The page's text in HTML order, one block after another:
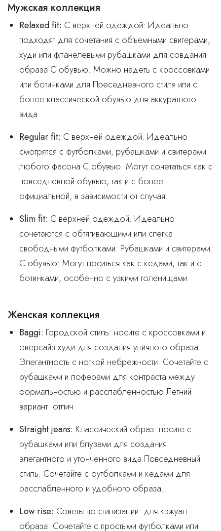
Мужская коллекция
Relaxed fit: С верхней одеждой: Идеально
подходят для сочетания с объемными свитерами,
худи или фланелевыми рубашками для совдания
образа C обувью: Можно надеть с кроссовками
или ботинками для Преседневного стиля или с
более классической обувью для аккуратного
вида.
Regular fit: С верхней одеждой: Идеально
смотрятся с футболками, рубашками и свитерами
любого фасона С обувью: Могут сочетаться как с
повседневной обувью, так и с более
официальной, в зависимости от случая.
Slim fit: С верхней одеждой: Идеально
сочетаются с обтягивающими или спегка
свободными футболками. Рубашками и свитерами.
С обувью: Могут носиться как с кедами, так и с
ботинками, особенно с узкими голенищами.
Женская коллекция
Baggi: Городской стиль: носите с кроссовками и
оверсайз худи для создания уличного образа
Элегантность с ноткой небрежности: Сочетайте с
рубашками и лоферами для контраста между
формальностью и расслабленностью.Летний
вариант: отлич
Straight jeans: Классический образ: носите с
рубашками или блузами для создания
элегантного и утонченного вида.Повседневный
стиль: Сочетайте с футболками и кедами для
расслабленного и удобного образа.
Low rise: Советы по стилизации: для кэжуал
образа: Сочетайте с простыми футболками или